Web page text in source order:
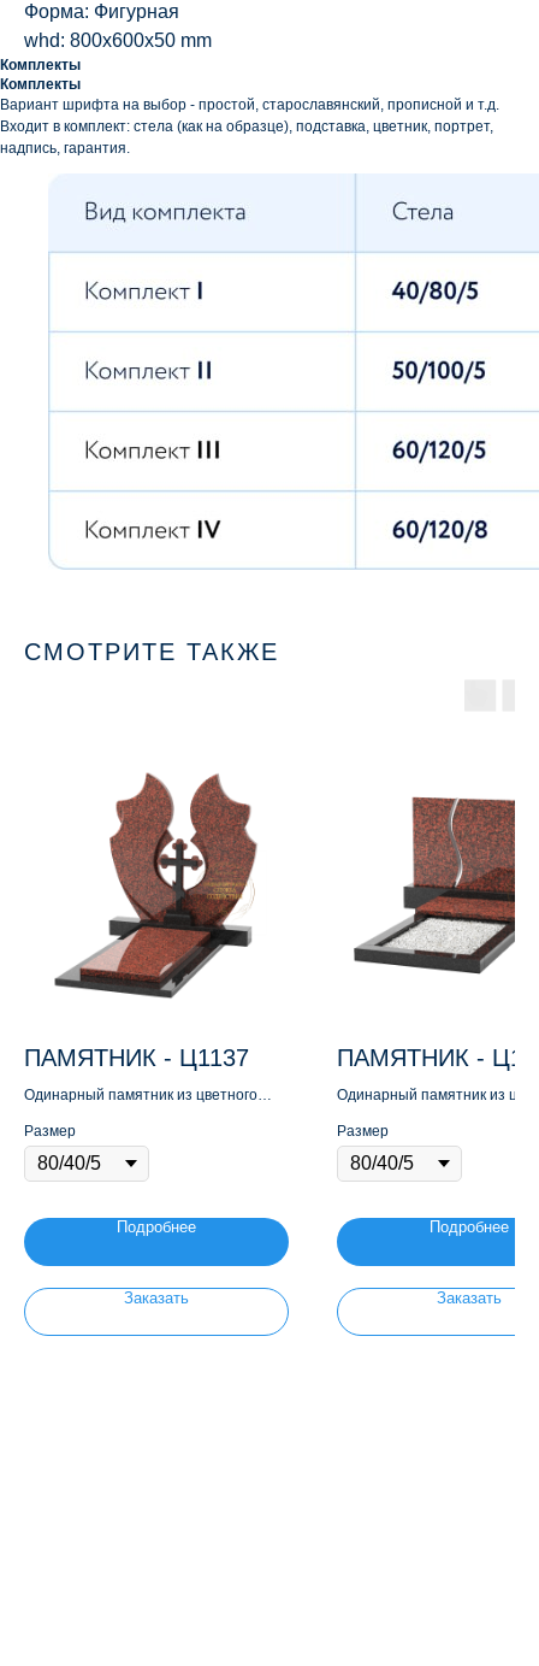
Форма: Фигурная
whd: 800x600x50 mm
Комплекты
Комплекты
Вариант шрифта на выбор - простой, старославянский, прописной и т.д.
Входит в комплект: стела (как на образце), подставка, цветник, портрет,
надпись, гарантия.
СМОТРИТЕ ТАКЖЕ
ПАМЯТНИК - Ц1137
Одинарный памятник из цветного
Размер
Подробнее
Заказать
ПАМЯТНИК -
Одинарный памятник из
Размер
Подробнее
Заказать